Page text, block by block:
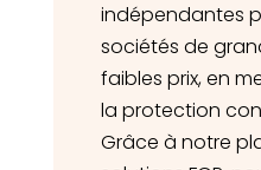
indépendantes
sociétés de
faibles prix, en
la protection
Grâce à notre